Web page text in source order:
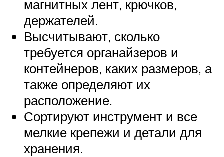
магнитных лент, крючков,
держателей.
Высчитывают, сколько
требуется органайзеров и
контейнеров, каких размеров, а
также определяют их
расположение.
Сортируют инструмент и все
мелкие крепежи и детали для
хранения.